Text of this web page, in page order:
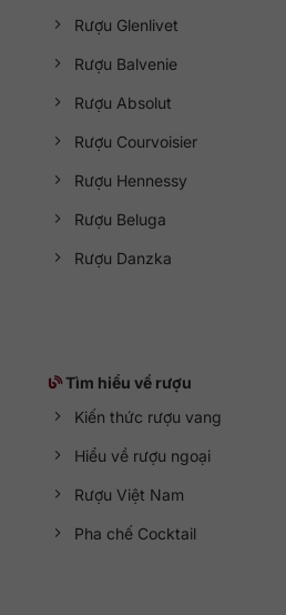
Rượu Glenlivet
Rượu Balvenie
Rượu Absolut
Rượu Courvoisier
Rượu Hennessy
Rượu Beluga
Rượu Danzka
Tìm hiểu về rượu
Kiến thức rượu vang
Hiểu về rượu ngoại
Rượu Việt Nam
Pha chế Cocktail